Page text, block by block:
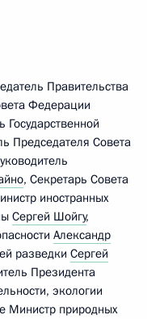
Правительства
Федерации
Государственной
Председателя Совета
, Секретарь Совета
иностранных
Сергей Шойгу,
Александр
разведки Сергей
Президента
экологии
Министр природных